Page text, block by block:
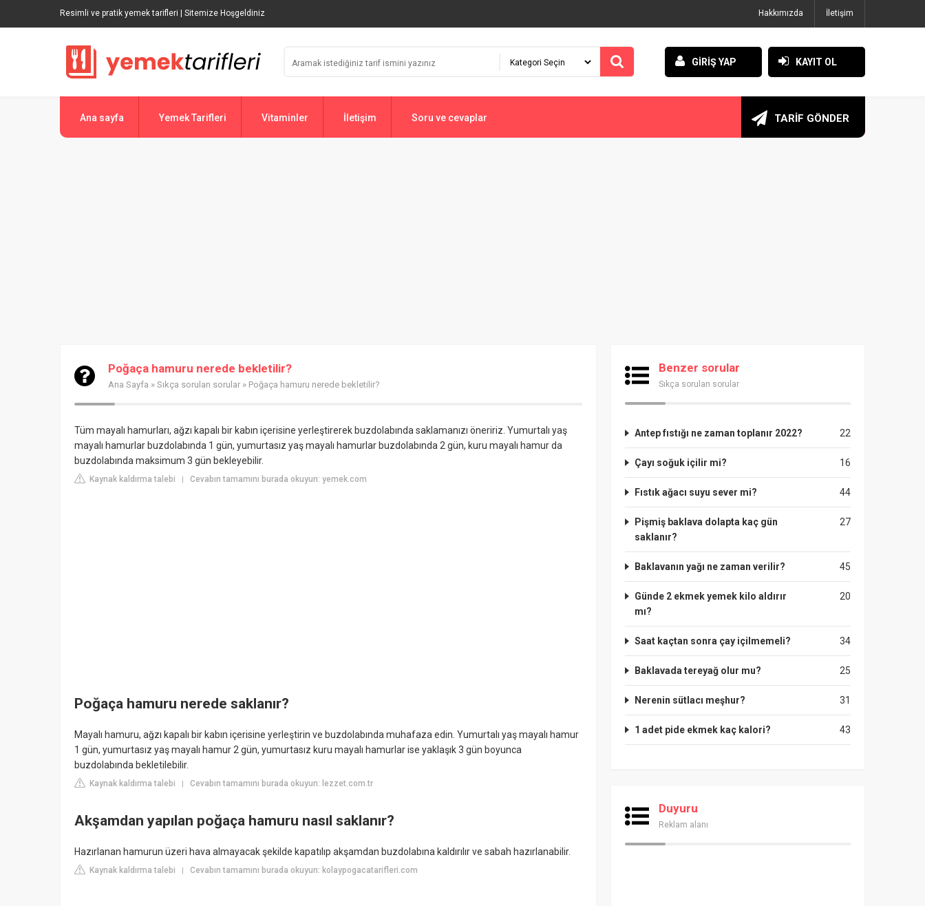
Resimli ve pratik yemek tarifleri | Sitemize Hoşgeldiniz Hakkımızda İletişim
GİRİŞ YAP KAYIT OL
Ana sayfa Yemek Tarifleri Vitaminler İletişim Soru ve cevaplar TARİF GÖNDER
Poğaça hamuru nerede bekletilir?
Ana Sayfa » Sıkça sorulan sorular » Poğaça hamuru nerede bekletilir?
Tüm mayalı hamurları, ağzı kapalı bir kabın içerisine yerleştirerek buzdolabında saklamanızı öneririz. Yumurtalı yaş
mayalı hamurlar buzdolabında 1 gün, yumurtasız yaş mayalı hamurlar buzdolabında 2 gün, kuru mayalı hamur da
buzdolabında maksimum 3 gün bekleyebilir.
Kaynak kaldırma talebi | Cevabın tamamını burada okuyun: yemek.com
Poğaça hamuru nerede saklanır?
Mayalı hamuru, ağzı kapalı bir kabın içerisine yerleştirin ve buzdolabında muhafaza edin. Yumurtalı yaş mayalı hamur
1 gün, yumurtasız yaş mayalı hamur 2 gün, yumurtasız kuru mayalı hamurlar ise yaklaşık 3 gün boyunca
buzdolabında bekletilebilir.
Kaynak kaldırma talebi Cevabın tamamını burada okuyun: lezzet.com.tr
Akşamdan yapılan poğaça hamuru nasıl saklanır?
Hazırlanan hamurun üzeri hava almayacak şekilde kapatılıp akşamdan buzdolabına kaldırılır ve sabah hazırlanabilir.
Kaynak kaldırma talebi Cevabın tamamını burada okuyun: kolaypogacatarifleri.com
Benzer sorular
Sıkça sorulan sorular
22
Antep fıstığı ne zaman toplanır 2022?
16
Çayı soğuk içilir mi?
44
Fıstık ağacı suyu sever mi?
27
Pişmiş baklava dolapta kaç gün
saklanır?
45
Baklavanın yağı ne zaman verilir?
20
Günde 2 ekmek yemek kilo aldırır
mı?
34
Saat kaçtan sonra çay içilmemeli?
25
Baklavada tereyağ olur mu?
31
Nerenin sütlacı meşhur?
43
1 adet pide ekmek kaç kalori?
Duyuru
Reklam alanı